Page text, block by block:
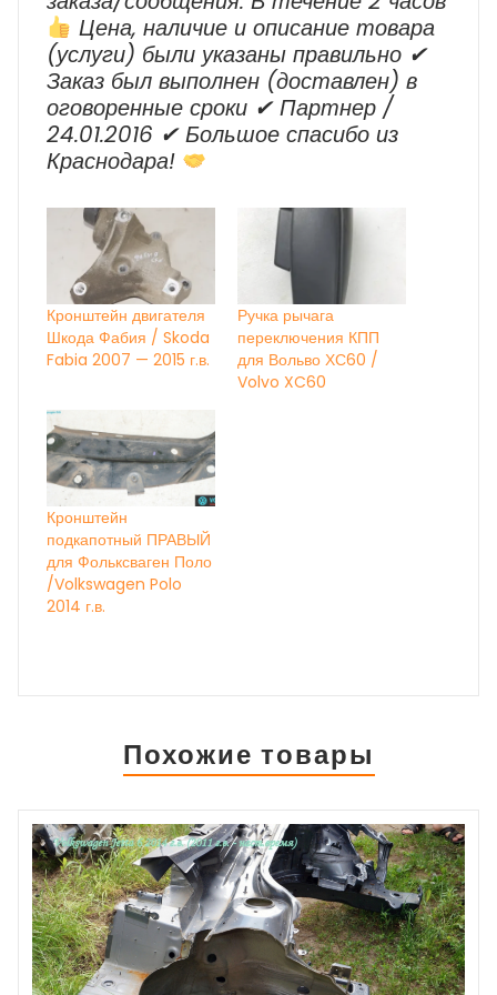
Цена, наличие и описание товара
(услуги) были указаны правильно ✔
Заказ был выполнен (доставлен) в
оговоренные сроки ✔ Партнер /
24.01.2016 ✔ Большое спасибо из
Краснодара!
Кронштейн двигателя
Шкода Фабия / Skoda
Fabia 2007 — 2015 г.в.
Ручка рычага
переключения КПП
для Вольво ХС60 /
Volvo XC60
Кронштейн
подкапотный ПРАВЫЙ
для Фольксваген Поло
/Volkswagen Polo
2014 г.в.
Похожие товары